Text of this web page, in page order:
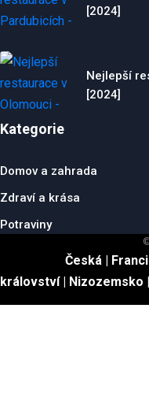
[2024]
Nejlepší
[2024]
Kategorie
Domov a zahrada
Zdraví a krása
Potraviny
Česká |
království| Nizozemsko |